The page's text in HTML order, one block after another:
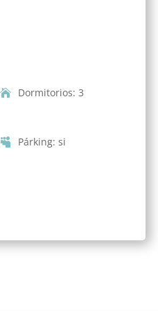
Dormitorios: 3
Párking: si